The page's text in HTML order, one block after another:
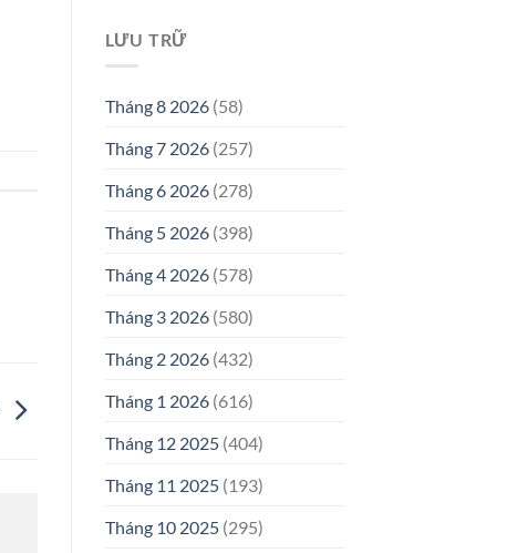
LƯU TRỮ
Tháng 8 2026(58)
Tháng 7 2026(257)
Tháng 6 2026(278)
Tháng 5 2026(398)
Tháng 4 2026(578)
Tháng 3 2026(580)
Tháng 2 2026(432)
Tháng 1 2026(616)
Tháng 12 2025(404)
Tháng 11 2025(193)
Tháng 10 2025(295)